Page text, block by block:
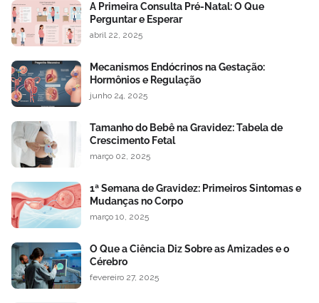
A Primeira Consulta Pré-Natal: O Que
Perguntar e Esperar
abril 22, 2025
Mecanismos Endócrinos na Gestação:
Hormônios e Regulação
junho 24, 2025
Tamanho do Bebê na Gravidez: Tabela de
Crescimento Fetal
março 02, 2025
1ª Semana de Gravidez: Primeiros Sintomas e
Mudanças no Corpo
março 10, 2025
O Que a Ciência Diz Sobre as Amizades e o
Cérebro
fevereiro 27, 2025